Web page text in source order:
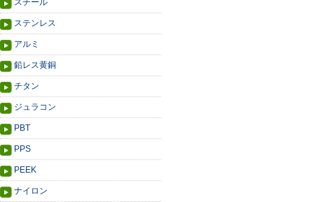
スチール
ステンレス
アルミ
鉛レス黄銅
チタン
ジュラコン
PBT
PPS
PEEK
ナイロン